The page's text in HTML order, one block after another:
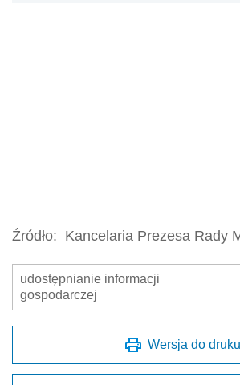
Źródło: Kancelaria Prezesa Rady
udostępnianie informacji
gospodarczej
Wersja do druku